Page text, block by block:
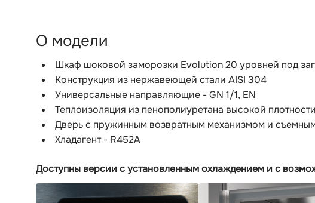
О модели
Шкаф шоковой заморозки Evolution 20 уровней под
Конструкция из нержавеющей стали AISI 304
Универсальные направляющие - GN 1/1, EN
Теплоизоляция из пенополиуретана высокой
Дверь с пружинным возвратным механизмом и
Хладагент - R452A
Доступны версии с установленным охлаждением и с